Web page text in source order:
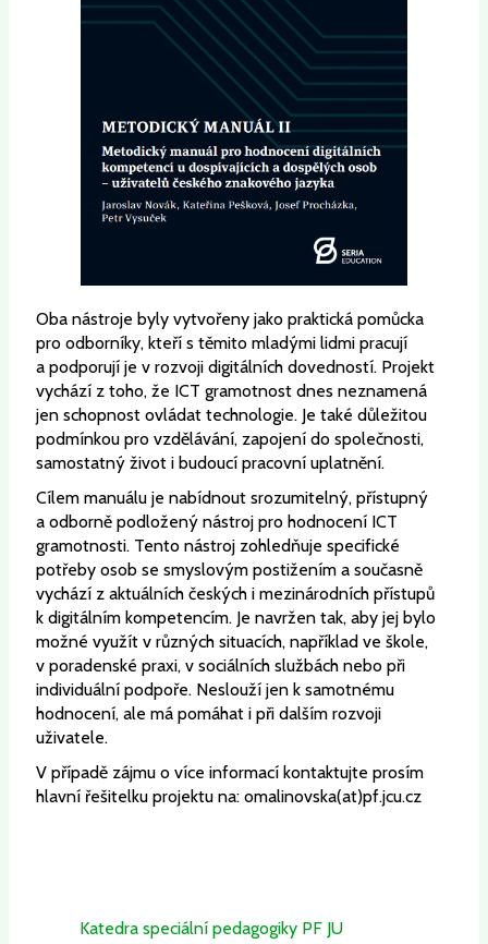
Oba nástroje byly vytvořeny jako praktická pomůcka
pro odborníky, kteří s těmito mladými lidmi pracují
a podporují je v rozvoji digitálních dovedností. Projekt
vychází z toho, že ICT gramotnost dnes neznamená
jen schopnost ovládat technologie. Je také důležitou
podmínkou pro vzdělávání, zapojení do společnosti,
samostatný život i budoucí pracovní uplatnění.
Cílem manuálu je nabídnout srozumitelný, přístupný
a odborně podložený nástroj pro hodnocení ICT
gramotnosti. Tento nástroj zohledňuje specifické
potřeby osob se smyslovým postižením a současně
vychází z aktuálních českých i mezinárodních přístupů
k digitálním kompetencím. Je navržen tak, aby jej bylo
možné využít v různých situacích, například ve škole,
v poradenské praxi, v sociálních službách nebo při
individuální podpoře. Neslouží jen k samotnému
hodnocení, ale má pomáhat i při dalším rozvoji
uživatele.
V případě zájmu o více informací kontaktujte prosím
hlavní řešitelku projektu na: omalinovska(at)pf.jcu.cz
Katedra speciální pedagogiky PF JU